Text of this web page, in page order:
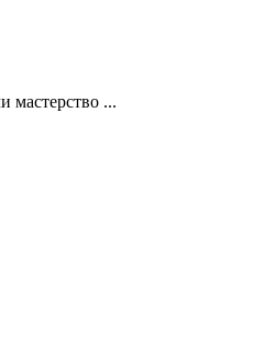
мастерство ...